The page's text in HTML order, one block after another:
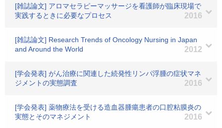
[雑誌論文] アロマセラピーマッサージを看護師が臨床現場で
実践するときに必要なプロセス
2016
[雑誌論文] Research Trends of Oncology Nursing in Japan
and Around the World
2012
[学会発表] がん治療に関連した続発性リンパ浮腫の症状マネ
ジメントの実態調査
2016
[学会発表] 薬物療法を受ける造血器腫瘍患者の口腔粘膜炎の
実態とそのマネジメント
2016